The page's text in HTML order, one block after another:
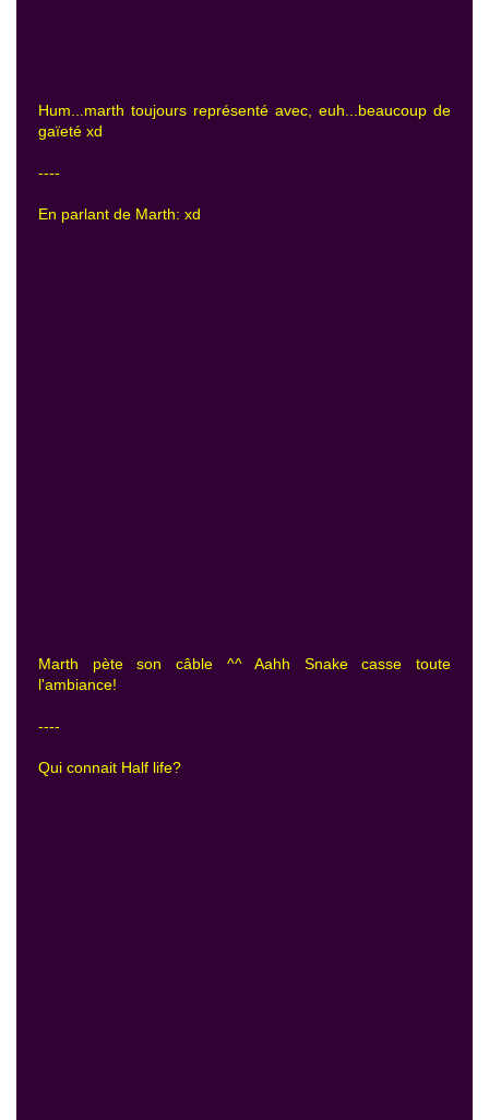
Hum...marth toujours représenté avec, euh...beaucoup de
gaïeté xd
----
En parlant de Marth: xd
Marth pète son câble ^^ Aahh Snake casse toute
l'ambiance!
----
Qui connait Half life?